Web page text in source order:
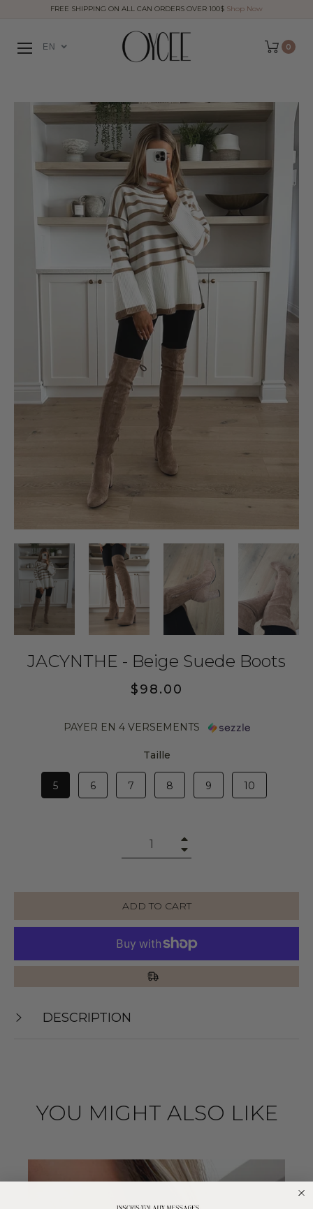
FREE SHIPPING ON ALL CAN ORDERS OVER 100$ Shop Now
EN Cart 0
JACYNTHE - Beige Suede Boots
Regular
$98.00
PAYER EN 4 VERSEMENTS
Taille
5 6 7 8 9 10
ADD TO CART
DESCRIPTION
YOU MIGHT ALSO LIKE